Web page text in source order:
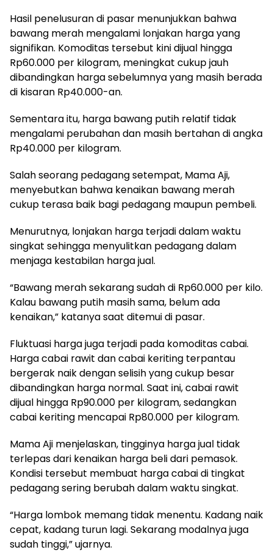
Hasil penelusuran di pasar menunjukkan bahwa
bawang merah mengalami lonjakan harga yang
signifikan. Komoditas tersebut kini dijual hingga
Rp60.000 per kilogram, meningkat cukup jauh
dibandingkan harga sebelumnya yang masih berada
di kisaran Rp40.000-an.
Sementara itu, harga bawang putih relatif tidak
mengalami perubahan dan masih bertahan di angka
Rp40.000 per kilogram.
Salah seorang pedagang setempat, Mama Aji,
menyebutkan bahwa kenaikan bawang merah
cukup terasa baik bagi pedagang maupun pembeli.
Menurutnya, lonjakan harga terjadi dalam waktu
singkat sehingga menyulitkan pedagang dalam
menjaga kestabilan harga jual.
“Bawang merah sekarang sudah di Rp60.000 per kilo.
Kalau bawang putih masih sama, belum ada
kenaikan,” katanya saat ditemui di pasar.
Fluktuasi harga juga terjadi pada komoditas cabai.
Harga cabai rawit dan cabai keriting terpantau
bergerak naik dengan selisih yang cukup besar
dibandingkan harga normal. Saat ini, cabai rawit
dijual hingga Rp90.000 per kilogram, sedangkan
cabai keriting mencapai Rp80.000 per kilogram.
Mama Aji menjelaskan, tingginya harga jual tidak
terlepas dari kenaikan harga beli dari pemasok.
Kondisi tersebut membuat harga cabai di tingkat
pedagang sering berubah dalam waktu singkat.
“Harga lombok memang tidak menentu. Kadang naik
cepat, kadang turun lagi. Sekarang modalnya juga
sudah tinggi,” ujarnya.